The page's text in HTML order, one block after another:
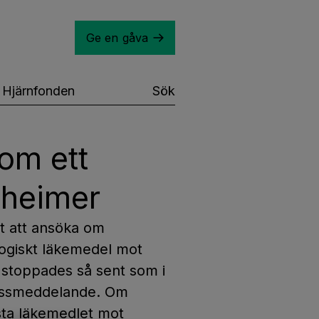
Ge en gåva
Hjärnfonden Sök
ett
att ansöka om
läkemedel mot
så sent som i
Om
läkemedlet mot